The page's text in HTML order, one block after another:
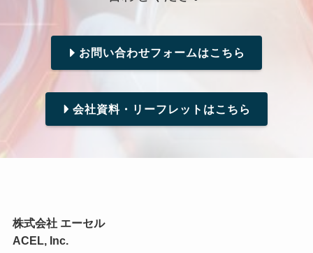
お問い合わせフォームはこちら
会社資料・リーフレットはこちら
株式会社 エーセル
ACEL, Inc.